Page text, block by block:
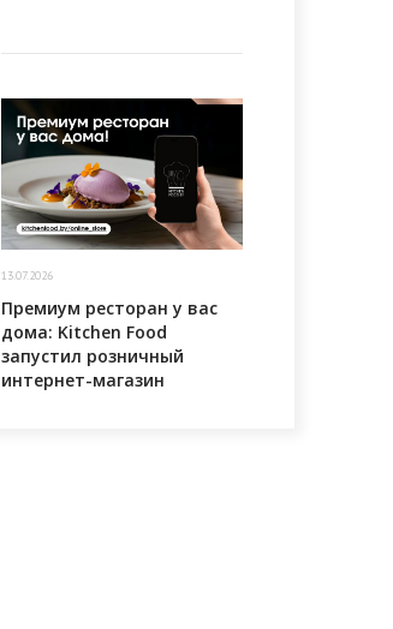
13.07.2026
Премиум ресторан у вас
дома: Kitchen Food
запустил розничный
интернет-магазин